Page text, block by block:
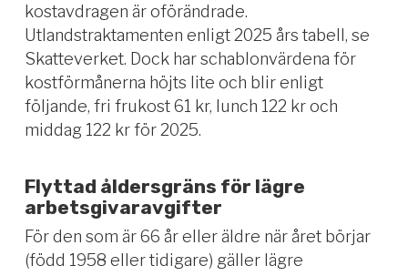
kostavdragen är oförändrade.
Utlandstraktamenten enligt 2025 års tabell, se
Skatteverket. Dock har schablonvärdena för
kostförmånerna höjts lite och blir enligt
följande, fri frukost 61 kr, lunch 122 kr och
middag 122 kr för 2025.
Flyttad åldersgräns för lägre
arbetsgivaravgifter
För den som är 66 år eller äldre när året börjar
(född 1958 eller tidigare) gäller lägre